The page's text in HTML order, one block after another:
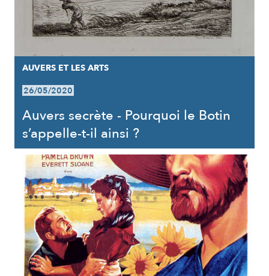
AUVERS ET LES ARTS
26/05/2020
Auvers secrète - Pourquoi le Botin
s’appelle-t-il ainsi ?